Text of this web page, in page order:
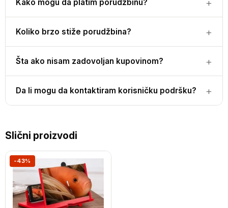
Kako mogu da platim porudžbinu?
Koliko brzo stiže porudžbina?
Šta ako nisam zadovoljan kupovinom?
Da li mogu da kontaktiram korisničku podršku?
Slični proizvodi
-43%